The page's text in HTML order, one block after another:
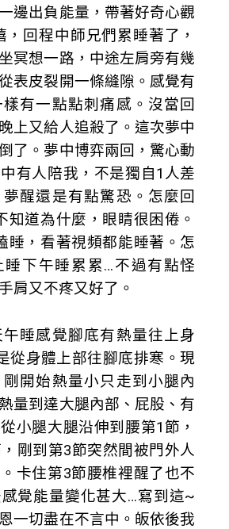
邊出負能量，帶著好奇心觀
回程中師兄們累睡著了，
冥想一路，中途左肩旁有幾
表皮裂開一條縫隙。感覺有
有一點點刺痛感。沒當回
上又給人追殺了。這次夢中
了。夢中博弈兩回，驚心動
有人陪我，不是獨自1人差
醒還是有點驚恐。怎麼回
知道為什麼，眼睛很困倦。
睡，看著視頻都能睡著。怎
睡下午睡累累…不過有點怪
肩又不疼又好了。
睡感覺腳底有熱量往上身
從身體上部往腳底排寒。現
開始熱量小只走到小腿內
量到達大腿內部、屁股、有
小腿大腿沿伸到腰第1節，
剛到第3節突然間被門外人
卡住第3節腰椎裡醒了也不
覺能量變化甚大…寫到這~
一切盡在不言中。皈依後我